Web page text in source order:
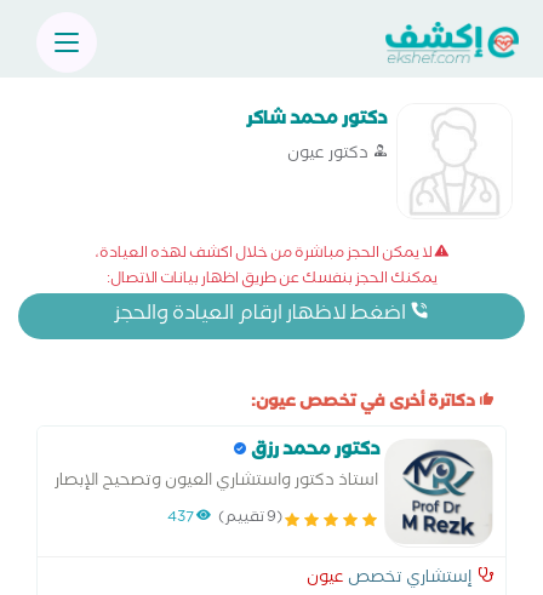
دكتور محمد شاكر
دكتور عيون
لا يمكن الحجز مباشرة من خلال اكشف لهذه العيادة،
يمكنك الحجز بنفسك عن طريق اظهار بيانات الاتصال:
اضغط لاظهار ارقام العيادة والحجز
دكاترة أخرى في تخصص عيون:
دكتور محمد رزق
استاذ دكتور واستشاري العيون وتصحيح الإبصار
بالليزر
(9 تقييم) 437
إستشاري تخصص عيون